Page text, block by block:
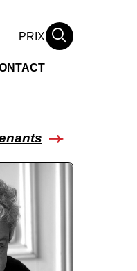
PRIX Rechercher